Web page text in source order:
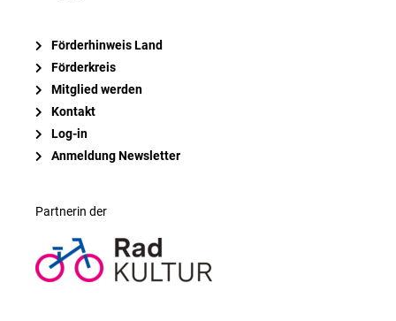
Förderhinweis Land
Förderkreis
Mitglied werden
Kontakt
Log-in
Anmeldung Newsletter
Partnerin der